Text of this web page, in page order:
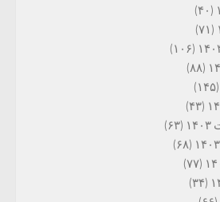
(۴۰)
(۷۱)
(۱۰۶)
(۸۸)
(۱۴۵)
(۴۳)
(۶۳)
(۶۸)
(۷۷)
(۳۴)